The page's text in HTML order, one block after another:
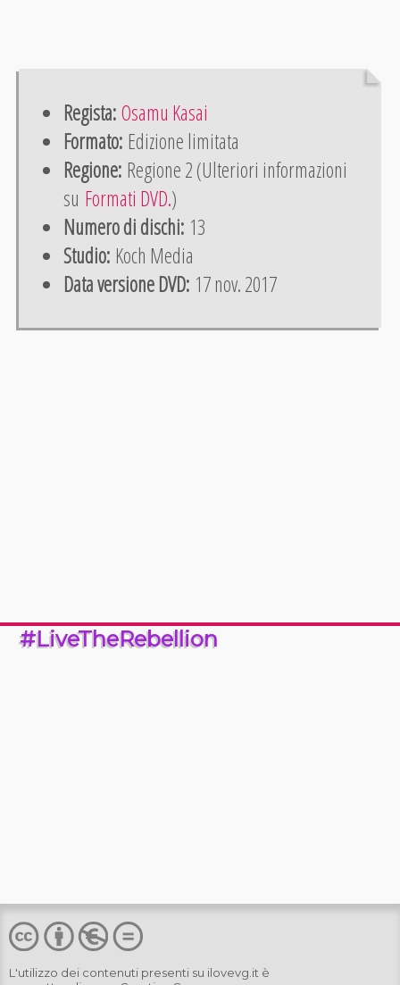
Regista: Osamu Kasai
Formato: Edizione limitata
Regione: Regione 2 (Ulteriori informazioni
su Formati DVD.)
Numero di dischi: 13
Studio: Koch Media
Data versione DVD: 17 nov. 2017
#LiveTheRebellion
L'utilizzo dei contenuti presenti su ilovevg.it è